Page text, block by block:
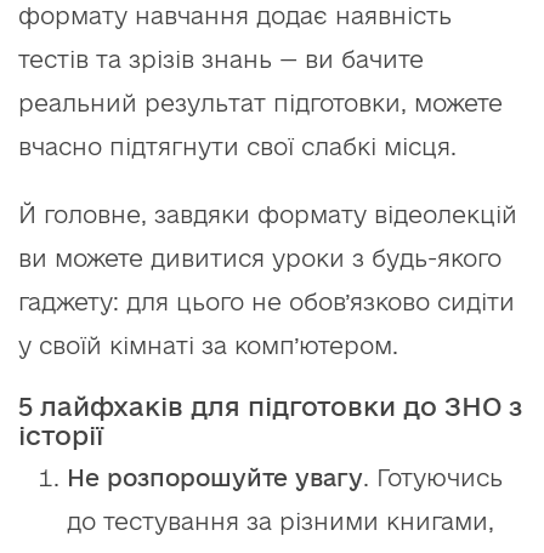
формату навчання додає наявність
тестів та зрізів знань — ви бачите
реальний результат підготовки, можете
вчасно підтягнути свої слабкі місця.
Й головне, завдяки формату відеолекцій
ви можете дивитися уроки з будь-якого
гаджету: для цього не обов’язково сидіти
у своїй кімнаті за комп’ютером.
5 лайфхаків для підготовки до ЗНО з
історії
Не розпорошуйте увагу. Готуючись
до тестування за різними книгами,